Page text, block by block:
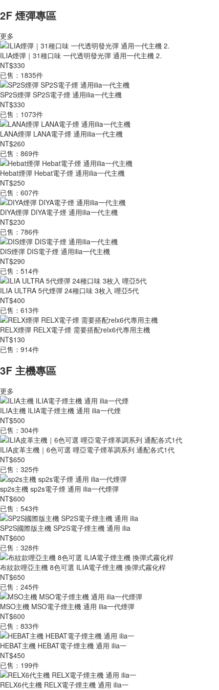
2F 煙彈專區
更多
ILIA煙彈｜31種口味 一代透明發光彈 通用一代主機 2.
NT$330
已售：1835件
SP2S煙彈 SP2S電子煙 通用ilia一代主機
NT$330
已售：1073件
LANA煙彈 LANA電子煙 通用ilia一代主機
NT$260
已售：869件
Hebat煙彈 Hebat電子煙 通用ilia一代主機
NT$250
已售：607件
DIYA煙彈 DIYA電子煙 通用ilia一代主機
NT$230
已售：786件
DIS煙彈 DIS電子煙 通用ilia一代主機
NT$290
已售：514件
ILIA ULTRA 5代煙彈 24種口味 3枚入 哩亞5代
NT$400
已售：613件
RELX煙彈 RELX電子煙 需要搭配relx6代專用主機
NT$130
已售：914件
3F 主機專區
更多
ILIA主機 ILIA電子煙主機 通用 ilia一代煙
NT$500
已售：304件
ILIA皮革主機｜6色可選 哩亞電子煙革調系列 通配各式1代
NT$650
已售：325件
sp2s主機 sp2s電子煙 通用 ilia一代煙彈
NT$600
已售：543件
SP2S國際版主機 SP2S電子煙主機 通用 ilia
NT$600
已售：328件
布紋款哩亞主機 8色可選 ILIA電子煙主機 換彈式霧化桿
NT$650
已售：245件
MSO主機 MSO電子煙主機 通用 ilia一代煙彈
NT$600
已售：833件
HEBAT主機 HEBAT電子煙主機 通用 ilia一
NT$450
已售：199件
RELX6代主機 RELX電子煙主機 通用 ilia一